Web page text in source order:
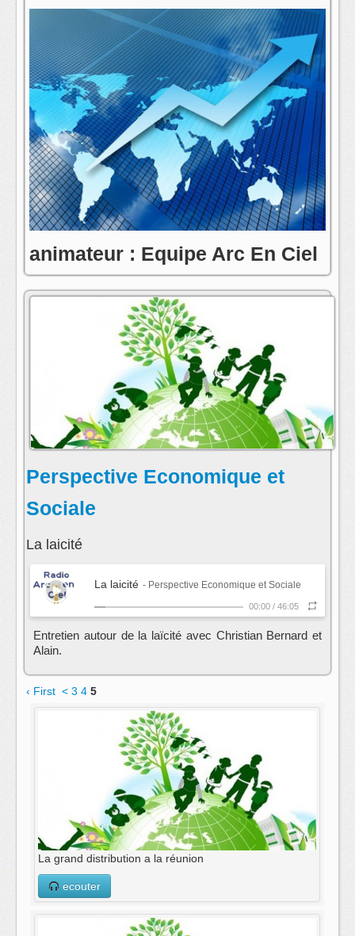
animateur : Equipe Arc En Ciel
postmaster@radioarcenciel.re
s'abonner au fil rss de cette emission:
Perspective Economique et
Sociale
La laicité
La laicité - Perspective Economique et Sociale
00:00 / 46:05
Entretien autour de la laïcité avec Christian Bernard et
Alain.
‹ First < 3 4 5
La grand distribution a la réunion
ecouter